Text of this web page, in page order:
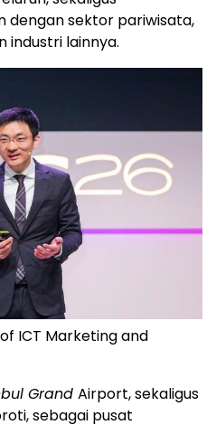
sektor pariwisata,
industri lainnya.
ICT Marketing and
Grand Airport, sekaligus
sebagai pusat